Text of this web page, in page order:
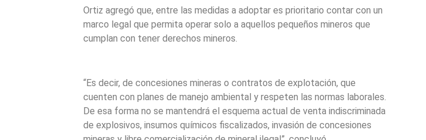
Ortiz agregó que, entre las medidas a adoptar es prioritario contar con un
marco legal que permita operar solo a aquellos pequeños mineros que
cumplan con tener derechos mineros.
“Es decir, de concesiones mineras o contratos de explotación, que
cuenten con planes de manejo ambiental y respeten las normas laborales.
De esa forma no se mantendrá el esquema actual de venta indiscriminada
de explosivos, insumos químicos fiscalizados, invasión de concesiones